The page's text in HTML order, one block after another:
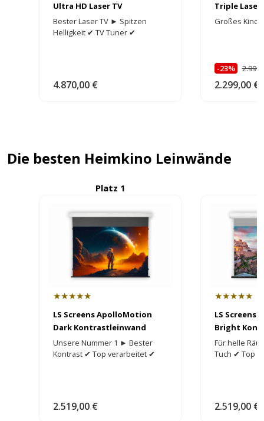
Ultra HD Laser TV
Bester Laser TV ► Spitzen
Helligkeit ✔ TV Tuner ✔
4.870,00 €
Triple Laser
Großes Kino
-23%
2.299,00 €
Die besten Heimkino Leinwände
Platz 1
★★★★★
LS Screens ApolloMotion
Dark Kontrastleinwand
Unsere Nummer 1 ► Bester
Kontrast ✔ Top verarbeitet ✔
2.519,00 €
★★★★★
LS Screens
Bright
Für helle
Tuch ✔ Top
2.519,00 €